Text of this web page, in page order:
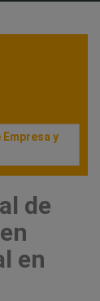
y
de
en